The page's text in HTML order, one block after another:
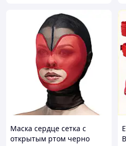
Маска сердце сетка с
открытым ртом черно